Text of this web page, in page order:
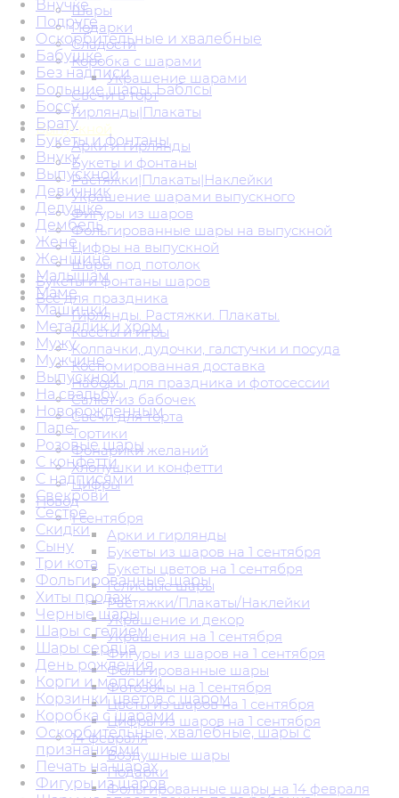
Шары
Подарки
Сладости
Коробка с шарами
Украшение шарами
Свечи в торт
Гирлянды|Плакаты
Выпускной
Арки и гирлянды
Букеты и фонтаны
Растяжки|Плакаты|Наклейки
Украшение шарами выпускного
Фигуры из шаров
Фольгированные шары на выпускной
Цифры на выпускной
Шары под потолок
Букеты и фонтаны шаров
Всё для праздника
Гирлянды. Растяжки. Плакаты.
Квесты и игры
Колпачки, дудочки, галстучки и посуда
Костюмированная доставка
Наборы для праздника и фотосессии
Салют из бабочек
Свечи для торта
Тортики
Фонарики желаний
Хлопушки и конфетти
Цифры
Повод
1 сентября
Арки и гирлянды
Букеты из шаров на 1 сентября
Букеты цветов на 1 сентября
Гелиевые шары
Растяжки/Плакаты/Наклейки
Украшение и декор
Украшения на 1 сентября
Фигуры из шаров на 1 сентября
Фольгированные шары
Фотозоны на 1 сентября
Цветы из шаров на 1 сентября
Цифры из шаров на 1 сентября
14 февраля
Воздушные шары
Подарки
Фольгированные шары на 14 февраля
Внучке
Подруге
Оскорбительные и хвалебные
Бабушке
Без надписи
Большие шары. Баблсы
Боссу
Брату
Букеты и фонтаны
Внуку
Выпускной
Девичник
Дедушке
Дембель
Жене
Женщине
Малышам
Маме
Машинки
Металлик и хром
Мужу
Мужчине
Выпускной
На свадьбу
Новорожденным
Папе
Розовые шары
С конфетти
С надписями
Свекрови
Сестре
Скидки
Сыну
Три кота
Фольгированные шары
Хиты продаж
Черные шары
Шары с гелием
Шары сердца
День рождения
Корги и мопсики
Корзинки цветов с шаром
Коробка с шарами
Оскорбительные, хвалебные, шары с
признаниями
Печать на шарах
Фигуры из шаров